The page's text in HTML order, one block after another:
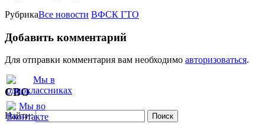
РубрикаВсе новости ВФСК ГТО
Добавить комментарий
Для отправки комментария вам необходимо авторизоваться.
СВО
Найти: